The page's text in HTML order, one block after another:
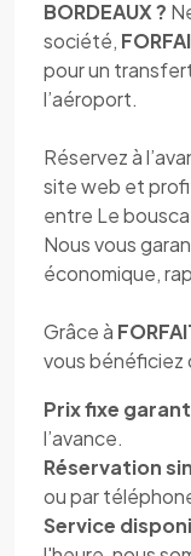
BORDEAUX ?
société,
pour un
l’aéroport.
Réservez à
site web et
entre Le
Nous vous
économique,
Grâce à
vous bénéficiez
Prix fixe
l’avance.
Réservation
ou par
Service